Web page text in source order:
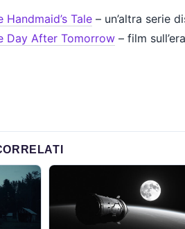
Handmaid’s Tale – un’altra serie
Day After Tomorrow – film